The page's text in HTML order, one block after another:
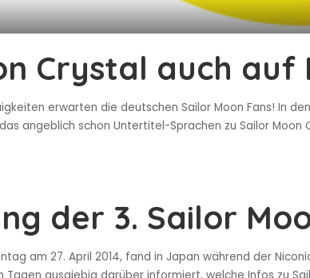
Crystal auch auf
erwarten die deutschen Sailor Moon Fans! In
angeblich schon Untertitel-Sprachen zu Sailor
der 3. Sailor
am 27. April 2014, fand in Japan während der